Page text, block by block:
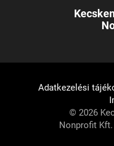
Adatkezelési
© 2026
Nonprofit